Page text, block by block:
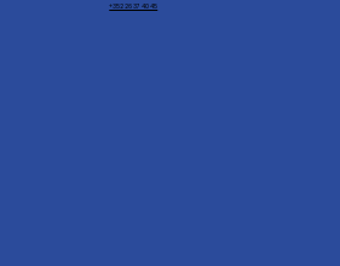
+352 26 37 40 45